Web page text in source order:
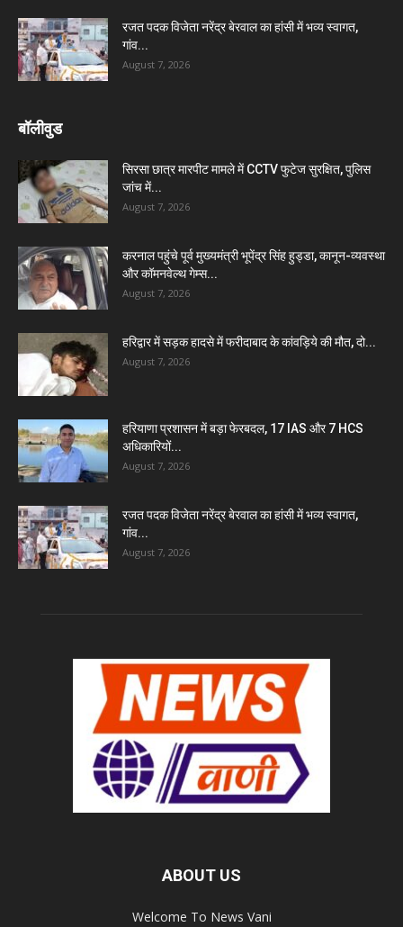
रजत पदक विजेता नरेंद्र बेरवाल का हांसी में भव्य स्वागत,
गांव...
August 7, 2026
बॉलीवुड
सिरसा छात्र मारपीट मामले में CCTV फुटेज सुरक्षित, पुलिस
जांच में...
August 7, 2026
करनाल पहुंचे पूर्व मुख्यमंत्री भूपेंद्र सिंह हुड्डा, कानून-व्यवस्था
और कॉमनवेल्थ गेम्स...
August 7, 2026
हरिद्वार में सड़क हादसे में फरीदाबाद के कांवड़िये की मौत, दो...
August 7, 2026
हरियाणा प्रशासन में बड़ा फेरबदल, 17 IAS और 7 HCS
अधिकारियों...
August 7, 2026
रजत पदक विजेता नरेंद्र बेरवाल का हांसी में भव्य स्वागत,
गांव...
August 7, 2026
ABOUT US
Welcome To News Vani